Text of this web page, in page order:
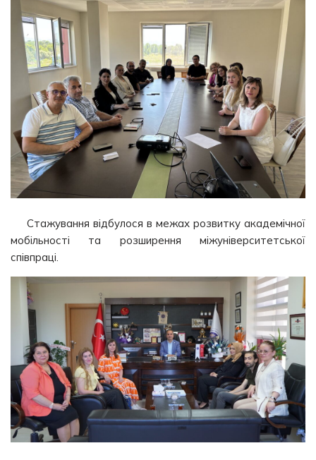
Стажування відбулося в межах розвитку академічної
мобільності та розширення міжуніверситетської
співпраці.